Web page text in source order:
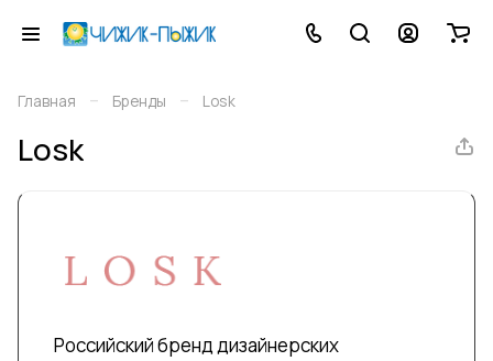
Главная – Бренды – Losk
Losk
Российский бренд дизайнерских